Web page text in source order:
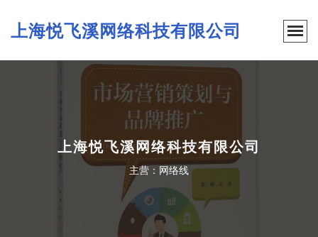
上海悦飞溪网络科技有限公司
上海悦飞溪网络科技有限公司
主营：网络线